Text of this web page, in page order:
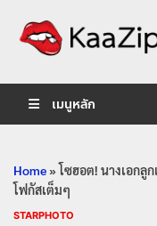
เมนูหลัก
Home» โซฮอต! นางเอกลู
โฟกัสเต็มๆ
STARPHOTO